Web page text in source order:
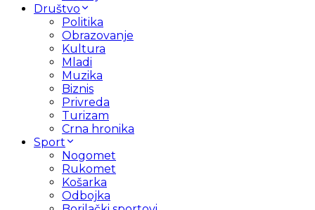
Društvo
Politika
Obrazovanje
Kultura
Mladi
Muzika
Biznis
Privreda
Turizam
Crna hronika
Sport
Nogomet
Rukomet
Košarka
Odbojka